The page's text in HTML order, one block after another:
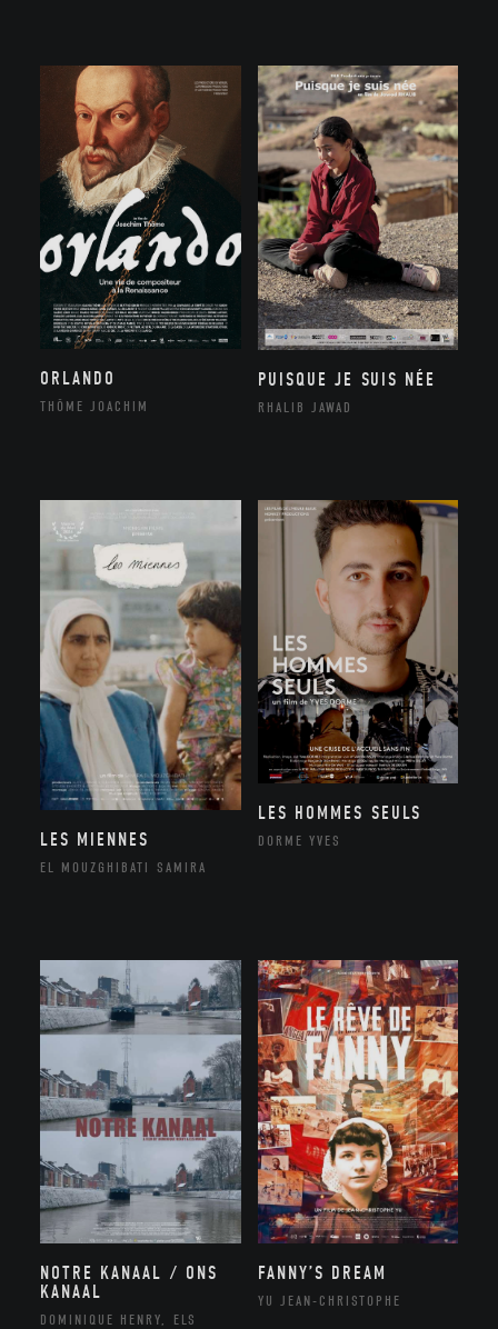
ORLANDO
THÔME JOACHIM
PUISQUE JE SUIS NÉE
RHALIB JAWAD
LES MIENNES
EL MOUZGHIBATI SAMIRA
LES HOMMES SEULS
DORME YVES
NOTRE KANAAL / ONS
KANAAL
DOMINIQUE HENRY, ELS
FANNY’S DREAM
YU JEAN-CHRISTOPHE